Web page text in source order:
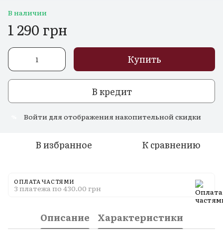
В наличии
1 290 грн
Купить
В кредит
Войти для отображения накопительной скидки
В избранное К сравнению
ОПЛАТА ЧАСТЯМИ
3 платежа по 430.00 грн
Описание
Характеристики